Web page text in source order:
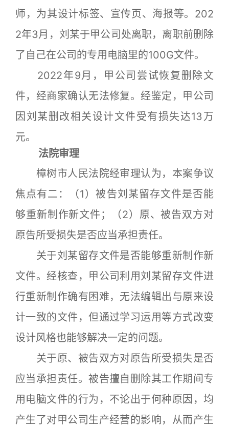
师，为其设计标签、宣传页、海报等。202
2年3月，刘某于甲公司处离职，离职前删除
了自己在公司的专用电脑里的100G文件。
2022年9月，甲公司尝试恢复删除文
件，经商家确认无法修复。经鉴定，甲公司
因刘某删改相关设计文件受有损失达13万
元。
法院审理
樟树市人民法院经审理认为，本案争议
焦点有二：（1）被告刘某留存文件是否能
够重新制作新文件；（2）原、被告双方对
原告所受损失是否应当承担责任。
关于刘某留存文件是否能够重新制作新
文件。经核查，甲公司利用刘某留存文件进
行重新制作确有困难，无法编辑出与原来设
计一致的文件，但通过学习运用等方式改变
设计风格也能够解决一定的问题。
关于原、被告双方对原告所受损失是否
应当承担责任。被告擅自删除其工作期间专
用电脑文件的行为，不论出于何种原因，均
产生了对甲公司生产经营的影响，从而产生